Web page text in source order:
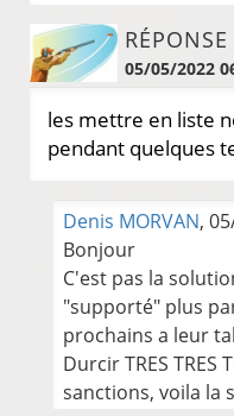
RÉPONSE
05/05/2022
les mettre en liste
pendant quelques
Denis MORVAN,
Bonjour
C'est pas la
"supporté" plus
prochains a leur
Durcir TRES TRES
sanctions, voila la